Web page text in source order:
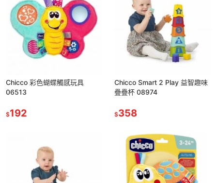
Chicco 彩色蝴蝶觸感玩具
06513
$192
Chicco Smart 2 Play 益智趣味
疊疊杯 08974
$358